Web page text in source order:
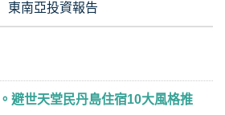
東南亞投資報告
避世天堂民丹島住宿10大風格推